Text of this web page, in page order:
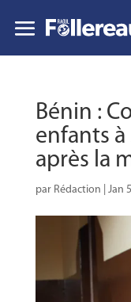
Bénin :
enfants
après la
par Rédaction Jan